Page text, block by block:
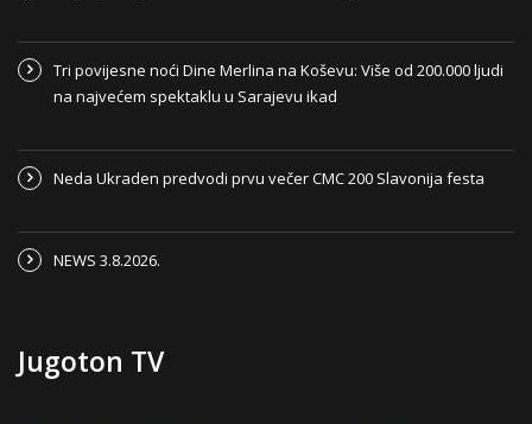
Tri povijesne noći Dine Merlina na Koševu: Više od 200.000 ljudi
na najvećem spektaklu u Sarajevu ikad
Neda Ukraden predvodi prvu večer CMC 200 Slavonija festa
NEWS 3.8.2026.
Jugoton TV